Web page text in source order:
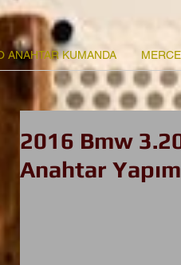
ANAHTAR KUMANDA
2016 Bmw
Anahtar